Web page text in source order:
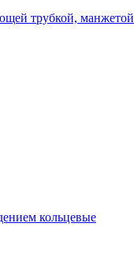
трубкой, манжетой
кольцевые